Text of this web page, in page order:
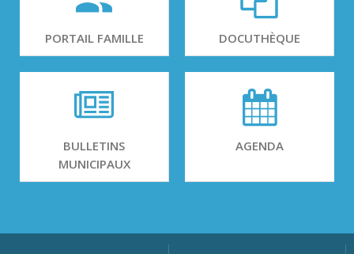
PORTAIL FAMILLE DOCUTHÈQUE
BULLETINS
MUNICIPAUX
AGENDA